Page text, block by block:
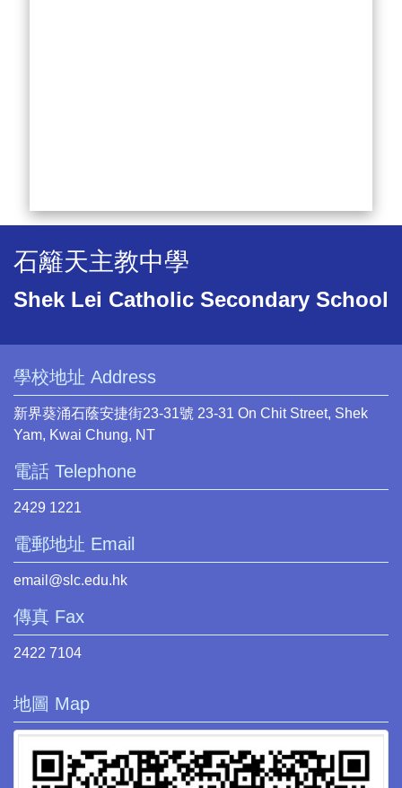
石籬天主教中學
Shek Lei Catholic Secondary School
學校地址 Address
新界葵涌石蔭安捷街23-31號 23-31 On Chit Street, Shek
Yam, Kwai Chung, NT
電話 Telephone
2429 1221
電郵地址 Email
email@slc.edu.hk
傳真 Fax
2422 7104
地圖 Map